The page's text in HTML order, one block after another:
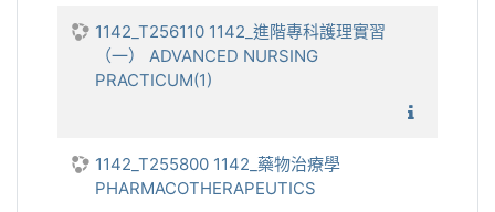
1142_T256110 1142_進階專科護理實習
（一） ADVANCED NURSING
PRACTICUM(1)
1142_T255800 1142_藥物治療學
PHARMACOTHERAPEUTICS